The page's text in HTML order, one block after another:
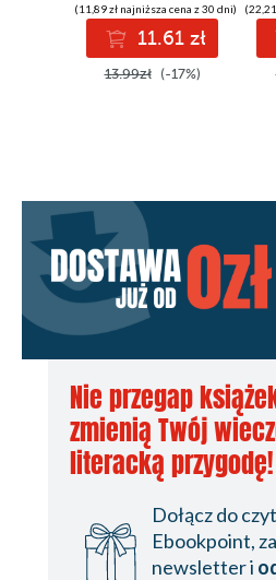
i całkowy
(11,89 zł najniższa cena z 30 dni)
11.61 zł
13.99zł (-17%)
Nie przegap
zmienią Twój
literacką przygodę!
Dołącz do
Ebookpoint,
newsletter i